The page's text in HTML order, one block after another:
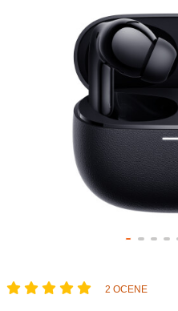
2 OCENE